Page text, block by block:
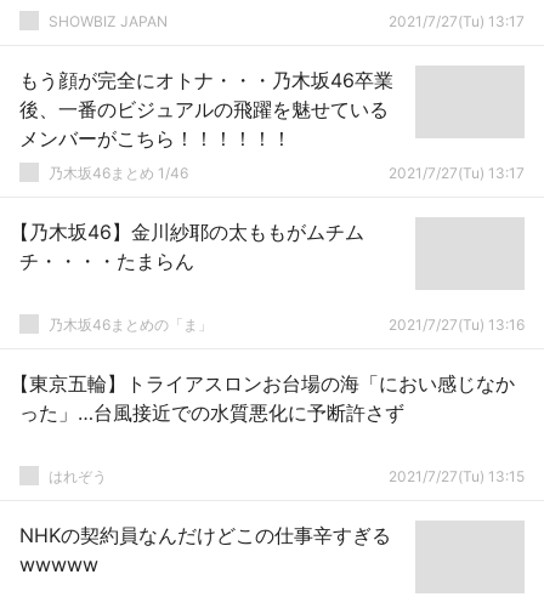
の一端を明らかにする一枚
SHOWBIZ JAPAN 2021/7/27(Tu) 13:17
もう顔が完全にオトナ・・・乃木坂46卒業
後、一番のビジュアルの飛躍を魅せている
メンバーがこちら！！！！！！
乃木坂46まとめ 1/46 2021/7/27(Tu) 13:17
【乃木坂46】金川紗耶の太ももがムチム
チ・・・・たまらん
乃木坂46まとめの「ま」 2021/7/27(Tu) 13:16
【東京五輪】トライアスロンお台場の海「におい感じなか
った」…台風接近での水質悪化に予断許さず
はれぞう 2021/7/27(Tu) 13:15
NHKの契約員なんだけどこの仕事辛すぎる
wwwww